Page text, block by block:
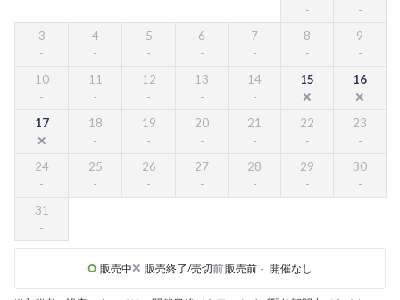
3 4 5 6 7 8 9
10 11 12 13 14 15 16
17 18 19 20 21 22 23
24 25 26 27 28 29 30
31
販売中 販売終了/売切前販売前 - 開催なし